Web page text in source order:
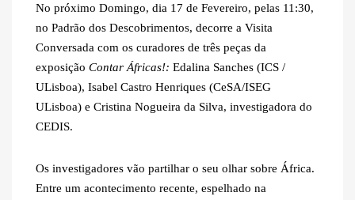
No próximo Domingo, dia 17 de Fevereiro, pelas 11:30,
no Padrão dos Descobrimentos, decorre a Visita
Conversada com os curadores de três peças da
exposição Contar Áfricas!: Edalina Sanches (ICS /
ULisboa), Isabel Castro Henriques (CeSA/ISEG
ULisboa) e Cristina Nogueira da Silva, investigadora do
CEDIS.
Os investigadores vão partilhar o seu olhar sobre África.
Entre um acontecimento recente, espelhado na